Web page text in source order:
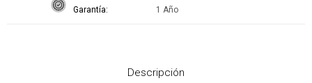
Garantía 1 Año
Descripción